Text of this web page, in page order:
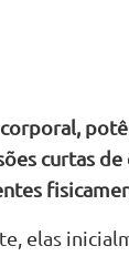
curtas
elas